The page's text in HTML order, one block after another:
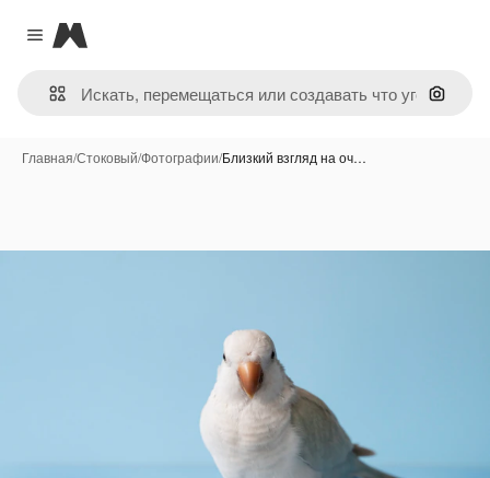
Close menu
Magnific
Поиск
Главная/Стоковый/Фотографии/Близкий взгляд на оч…